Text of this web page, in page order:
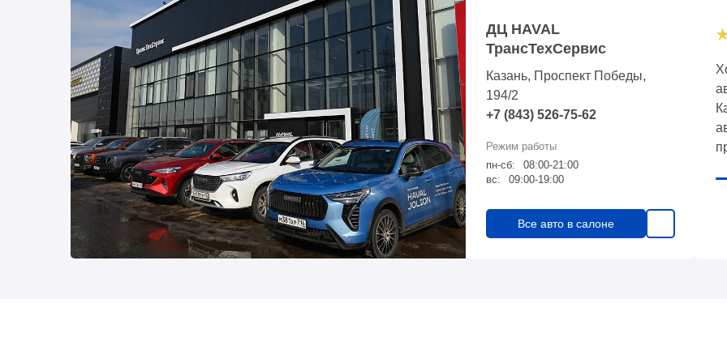
ДЦ HAVAL
ТрансТехСервис
Казань, Проспект Победы,
194/2
+7 (843) 526-75-62
пн-сб:
08:00-21:00
вс:
09:00-19:00
Все авто в салоне